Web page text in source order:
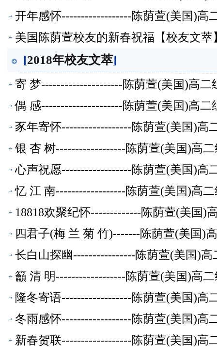
开年感怀------------------陈荫萱(美国)高
美国陈荫萱校友的新春祝福【校友文萃
[2018年校友文萃]
寄 梦---------------------陈荫萱(美国)高二
偶 感---------------------陈荫萱(美国)高二
豕年寄怀------------------陈荫萱(美国)高
银 杏 树------------------陈荫萱(美国)高
心声祝愿------------------陈荫萱(美国)高
忆 江 南------------------陈荫萱(美国)高
18818欢聚纪怀-------------陈荫萱(美国)
四君子(梅 兰 菊 竹)-------陈荫萱(美国)
长白山探幽----------------陈荫萱(美国)高
籲 清 明------------------陈荫萱(美国)高
隆冬寄语------------------陈荫萱(美国)高
冬雨感怀------------------陈荫萱(美国)高
新春贺联------------------陈荫萱(美国)高